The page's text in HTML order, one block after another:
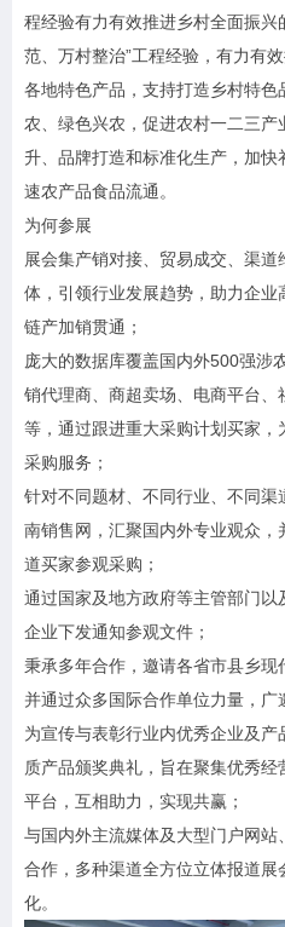
程经验有力有效推进乡村全面振兴
范、万村整治”工程经验，有力有
各地特色产品，支持打造乡村特
农、绿色兴农，促进农村一二三
升、品牌打造和标准化生产，加
速农产品食品流通。
为何参展
展会集产销对接、贸易成交、渠
体，引领行业发展趋势，助力企
链产加销贯通；
庞大的数据库覆盖国内外500强涉
销代理商、商超卖场、电商平台
等，通过跟进重大采购计划买家
采购服务；
针对不同题材、不同行业、不同
南销售网，汇聚国内外专业观众
道买家参观采购；
通过国家及地方政府等主管部门
企业下发通知参观文件；
秉承多年合作，邀请各省市县乡现
并通过众多国际合作单位力量，广
为宣传与表彰行业内优秀企业及
质产品颁奖典礼，旨在聚集优秀
平台，互相助力，实现共赢；
与国内外主流媒体及大型门户网
合作，多种渠道全方位立体报道
化。